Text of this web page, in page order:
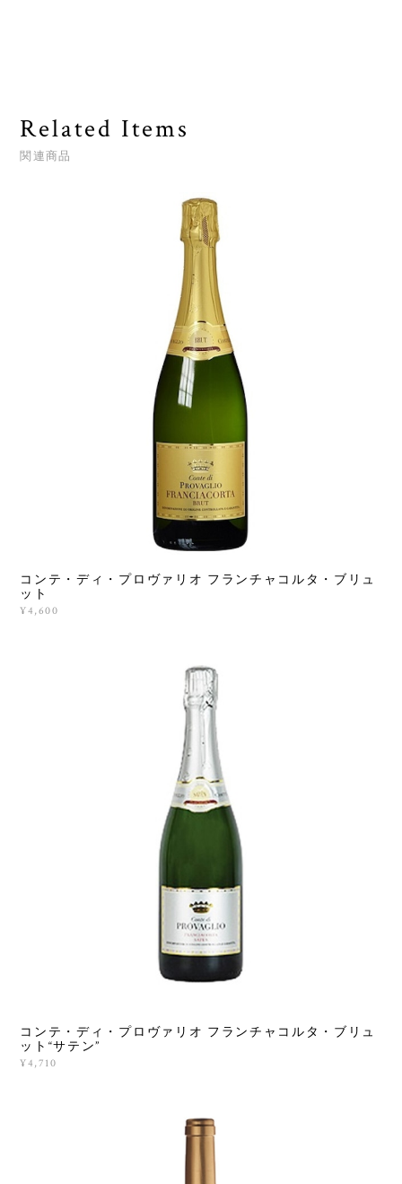
Related Items
関連商品
コンテ・ディ・プロヴァリオ フランチャコルタ・ブリュ
ット
¥4,600
コンテ・ディ・プロヴァリオ フランチャコルタ・ブリュ
ット“サテン”
¥4,710